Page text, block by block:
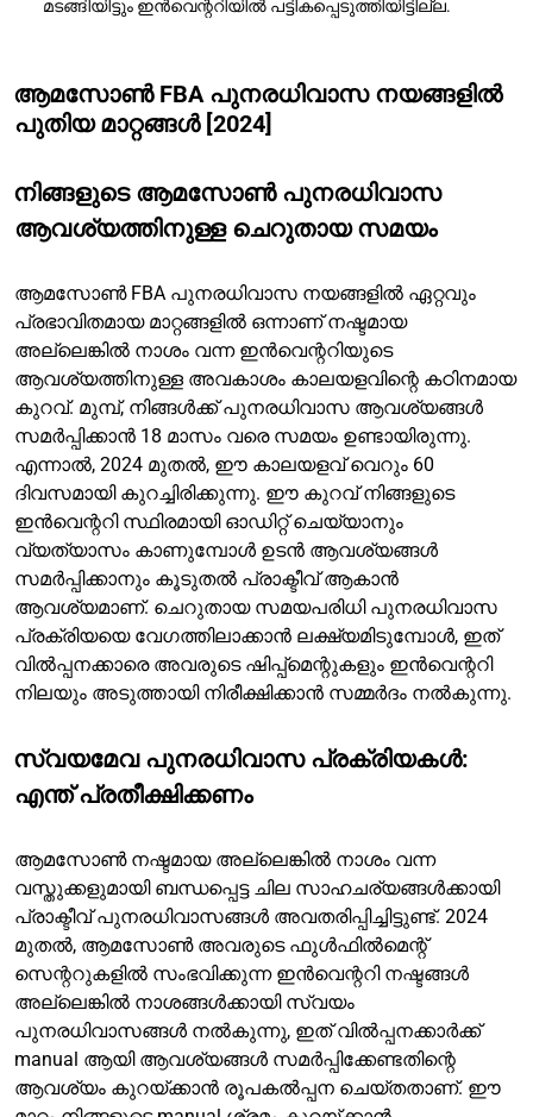
മടങ്ങിയിട്ടും ഇൻവെന്ററിയിൽ പട്ടികപ്പെടുത്തിയിട്ടില്ല.
ആമസോൺ FBA പുനരധിവാസ നയങ്ങളിൽ
പുതിയ മാറ്റങ്ങൾ [2024]
നിങ്ങളുടെ ആമസോൺ പുനരധിവാസ
ആവശ്യത്തിനുള്ള ചെറുതായ സമയം
ആമസോൺ FBA പുനരധിവാസ നയങ്ങളിൽ ഏറ്റവും
പ്രഭാവിതമായ മാറ്റങ്ങളിൽ ഒന്നാണ് നഷ്ടമായ
അല്ലെങ്കിൽ നാശം വന്ന ഇൻവെന്ററിയുടെ
ആവശ്യത്തിനുള്ള അവകാശം കാലയളവിന്റെ കഠിനമായ
കുറവ്. മുമ്പ്, നിങ്ങൾക്ക് പുനരധിവാസ ആവശ്യങ്ങൾ
സമർപ്പിക്കാൻ 18 മാസം വരെ സമയം ഉണ്ടായിരുന്നു.
എന്നാൽ, 2024 മുതൽ, ഈ കാലയളവ് വെറും 60
ദിവസമായി കുറച്ചിരിക്കുന്നു. ഈ കുറവ് നിങ്ങളുടെ
ഇൻവെന്ററി സ്ഥിരമായി ഓഡിറ്റ് ചെയ്യാനും
വ്യത്യാസം കാണുമ്പോൾ ഉടൻ ആവശ്യങ്ങൾ
സമർപ്പിക്കാനും കൂടുതൽ പ്രാക്ടീവ് ആകാൻ
ആവശ്യമാണ്. ചെറുതായ സമയപരിധി പുനരധിവാസ
പ്രക്രിയയെ വേഗത്തിലാക്കാൻ ലക്ഷ്യമിടുമ്പോൾ, ഇത്
വിൽപ്പനക്കാരെ അവരുടെ ഷിപ്പ്മെന്റുകളും ഇൻവെന്ററി
നിലയും അടുത്തായി നിരീക്ഷിക്കാൻ സമ്മർദം നൽകുന്നു.
സ്വയമേവ പുനരധിവാസ പ്രക്രിയകൾ:
എന്ത് പ്രതീക്ഷിക്കണം
ആമസോൺ നഷ്ടമായ അല്ലെങ്കിൽ നാശം വന്ന
വസ്തുക്കളുമായി ബന്ധപ്പെട്ട ചില സാഹചര്യങ്ങൾക്കായി
പ്രാക്ടീവ് പുനരധിവാസങ്ങൾ അവതരിപ്പിച്ചിട്ടുണ്ട്. 2024
മുതൽ, ആമസോൺ അവരുടെ ഫുൾഫിൽമെന്റ്
സെന്ററുകളിൽ സംഭവിക്കുന്ന ഇൻവെന്ററി നഷ്ടങ്ങൾ
അല്ലെങ്കിൽ നാശങ്ങൾക്കായി സ്വയം
പുനരധിവാസങ്ങൾ നൽകുന്നു, ഇത് വിൽപ്പനക്കാർക്ക്
manual ആയി ആവശ്യങ്ങൾ സമർപ്പിക്കേണ്ടതിന്റെ
ആവശ്യം കുറയ്ക്കാൻ രൂപകൽപ്പന ചെയ്തതാണ്. ഈ